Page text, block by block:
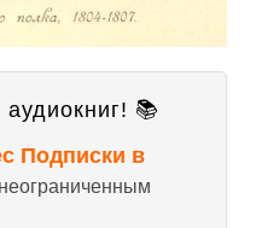
📚
Подписки в